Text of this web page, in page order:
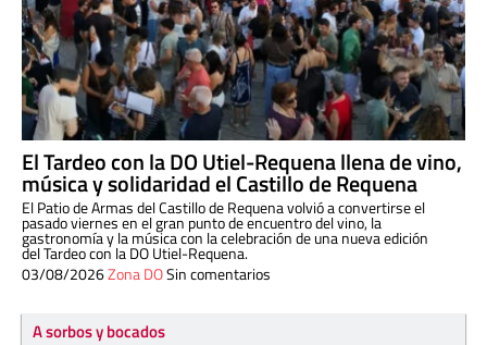
El Tardeo con la DO Utiel-Requena llena de vino,
música y solidaridad el Castillo de Requena
El Patio de Armas del Castillo de Requena volvió a convertirse el
pasado viernes en el gran punto de encuentro del vino, la
gastronomía y la música con la celebración de una nueva edición
del Tardeo con la DO Utiel-Requena.
03/08/2026Zona DOSin comentarios
A sorbos y bocados